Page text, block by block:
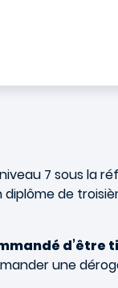
7 sous la
diplôme de
d’être
une